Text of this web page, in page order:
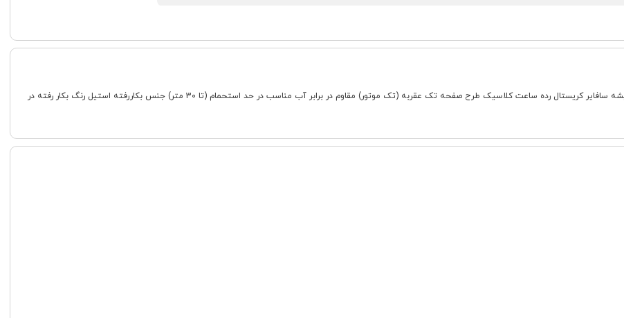
جنسیت مردانه ست شکل قاب گرد ویژگی تاریخ اصالت کشور برند فرانسه جنس شیشه سافایر کریستال رده ساعت کلاسیک طرح صفحه تک عقربه (تک موتور) مقاوم در برابر آب مناسب در حد استحمام (تا 30 متر) جنس بکاررفته استیل رنگ بکار رفته در